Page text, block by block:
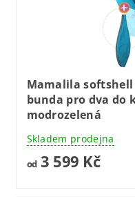
Mamalila
bunda pro dva do
modrozelená
Skladem prodejna
od3 599 Kč